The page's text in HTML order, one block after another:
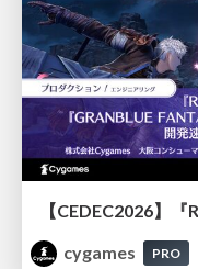
cygames
PRO